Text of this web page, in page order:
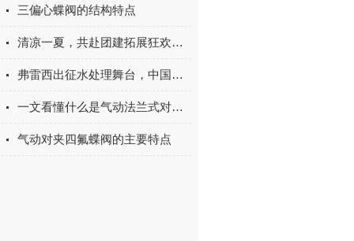
三偏心蝶阀的结构特点
清凉一夏，共赴团建拓展狂欢之旅
弗雷西出征水处理舞台，中国智造引全球瞩目
一文看懂什么是气动法兰式对夹蝶阀，赶快收藏
气动对夹四氟蝶阀的主要特点